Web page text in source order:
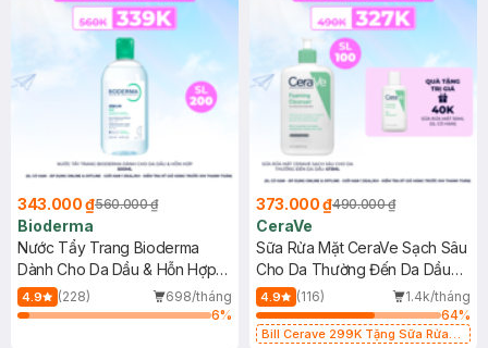
343.000 ₫560.000 ₫
Bioderma
Nước Tẩy Trang Bioderma
Dành Cho Da Dầu & Hỗn Hợp
500ml
4.9 (228)
698/tháng
6%
373.000 ₫490.000 ₫
CeraVe
Sữa Rửa Mặt CeraVe Sạch Sâu
Cho Da Thường Đến Da Dầu
473ml
4.9 (116)
1.4k/tháng
64%
Bill Cerave 299K Tặng Sữa Rửa